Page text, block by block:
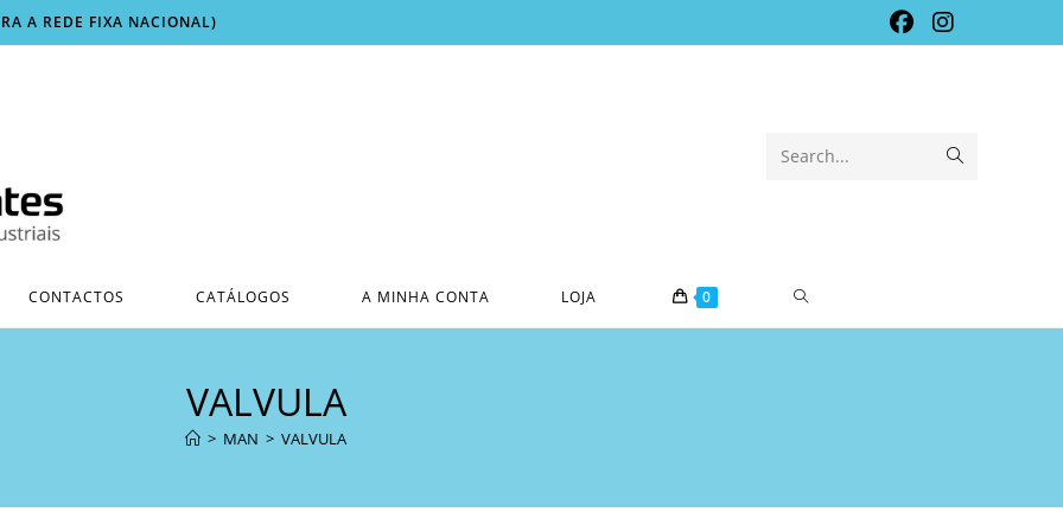
A REDE FIXA NACIONAL)
Search...
CONTACTOS CATÁLOGOS A MINHA CONTA LOJA 0 TOGGLE
VALVULA
> MAN > VALVULA